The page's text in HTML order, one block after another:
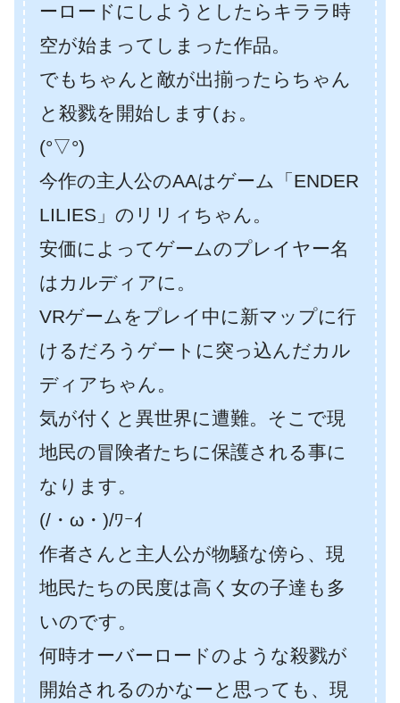
ーロードにしようとしたらキララ時
空が始まってしまった作品。
でもちゃんと敵が出揃ったらちゃん
と殺戮を開始します(ぉ。
(°▽°)
今作の主人公のAAはゲーム「ENDER
LILIES」のリリィちゃん。
安価によってゲームのプレイヤー名
はカルディアに。
VRゲームをプレイ中に新マップに行
けるだろうゲートに突っ込んだカル
ディアちゃん。
気が付くと異世界に遭難。そこで現
地民の冒険者たちに保護される事に
なります。
(/・ω・)/ﾜｰｲ
作者さんと主人公が物騒な傍ら、現
地民たちの民度は高く女の子達も多
いのです。
何時オーバーロードのような殺戮が
開始されるのかなーと思っても、現